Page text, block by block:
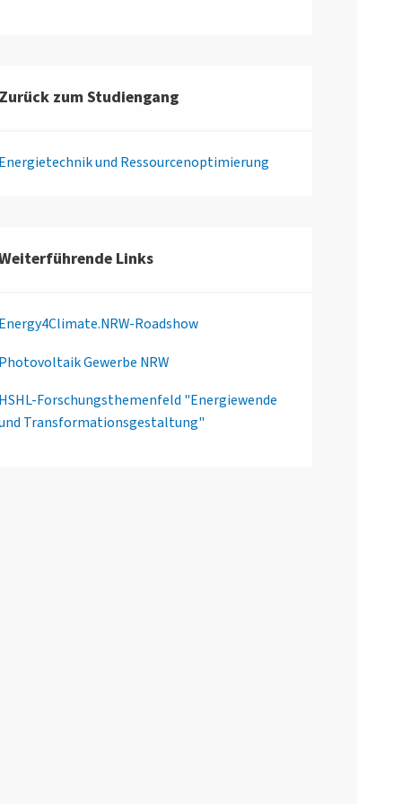
Zurück zum Studiengang
Energietechnik und Ressourcenoptimierung
Links
Energy4Climate.NRW-Roadshow
Photovoltaik Gewerbe NRW
HSHL-Forschungsthemenfeld "Energiewende
Transformationsgestaltung"